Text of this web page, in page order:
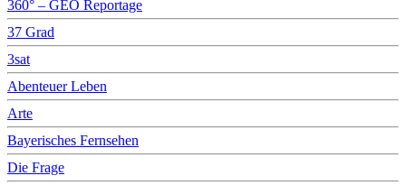
360° – GEO Reportage
37 Grad
3sat
Abenteuer Leben
Arte
Bayerisches Fernsehen
Die Frage